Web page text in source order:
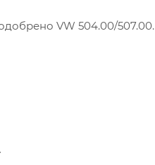
VW 504.00/507.00.